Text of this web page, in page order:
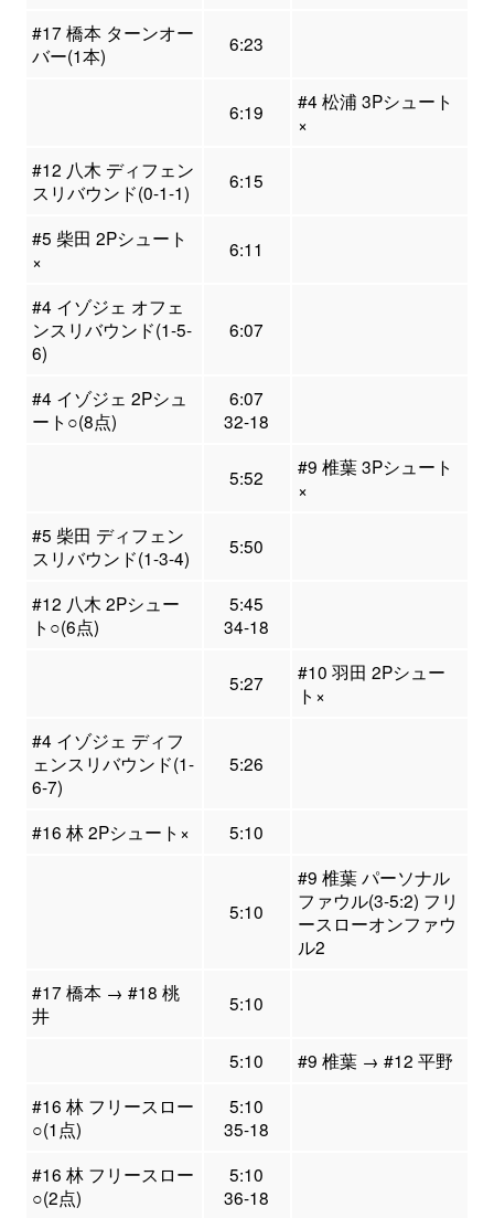
#17 橋本 ターンオー
バー(1本)
6:23
6:19
#4 松浦 3Pシュート
×
#12 八木 ディフェン
スリバウンド(0-1-1)
6:15
#5 柴田 2Pシュート
×
6:11
#4 イゾジェ オフェ
ンスリバウンド(1-5-
6)
6:07
#4 イゾジェ 2Pシュ
ート○(8点)
6:07
32-18
5:52
#9 椎葉 3Pシュート
×
#5 柴田 ディフェン
スリバウンド(1-3-4)
5:50
#12 八木 2Pシュー
ト○(6点)
5:45
34-18
5:27
#10 羽田 2Pシュー
ト×
#4 イゾジェ ディフ
ェンスリバウンド(1-
6-7)
5:26
#16 林 2Pシュート× 5:10
5:10
#9 椎葉 パーソナル
ファウル(3-5:2) フリ
ースローオンファウ
ル2
#17 橋本 → #18 桃
井
5:10
5:10
#9 椎葉 → #12 平野
#16 林 フリースロー
○(1点)
5:10
35-18
#16 林 フリースロー
○(2点)
5:10
36-18